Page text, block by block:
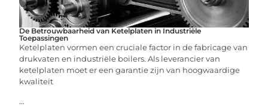
De Betrouwbaarheid van Ketelplaten in Industriële
Toepassingen
Ketelplaten vormen een cruciale factor in de fabricage van
drukvaten en industriële boilers. Als leverancier van
ketelplaten moet er een garantie zijn van hoogwaardige
kwaliteit
...